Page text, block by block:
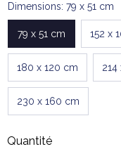
Dimensions: 79 x 51 cm
79 x 51 cm 152 x
180 x 120 cm
230 x 160 cm
Quantité